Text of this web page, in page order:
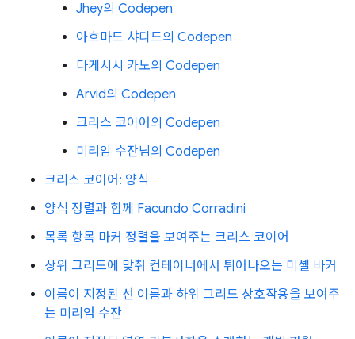
Jhey의 Codepen
아흐마드 샤디드의 Codepen
다케시시 카노의 Codepen
Arvid의 Codepen
크리스 코이어의 Codepen
미리암 수잔님의 Codepen
크리스 코이어: 양식
양식 정렬과 함께 Facundo Corradini
목록 항목 마커 정렬을 보여주는 크리스 코이어
상위 그리드에 맞춰 컨테이너에서 튀어나오는 미셸 바커
이름이 지정된 선 이름과 하위 그리드 상호작용을 보여주
는 미리엄 수잔